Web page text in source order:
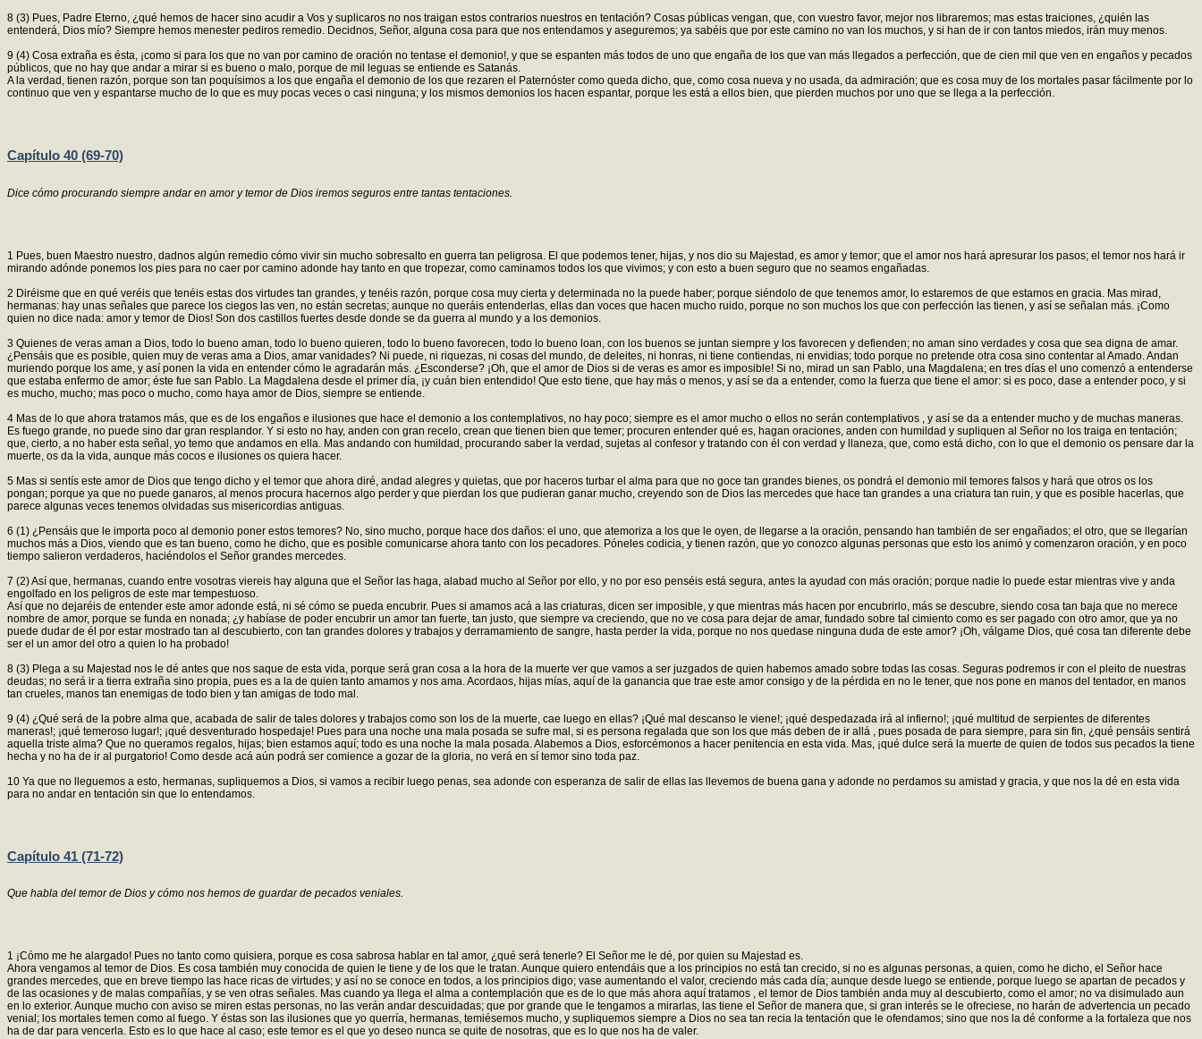
8 (3) Pues, Padre Eterno, ¿qué hemos de hacer sino acudir a Vos y suplicaros no nos traigan estos contrarios nuestros en tentación? Cosas públicas vengan, que, con vuestro favor, mejor nos libraremos; mas estas traiciones, ¿quién las
entenderá, Dios mío? Siempre hemos menester pediros remedio. Decidnos, Señor, alguna cosa para que nos entendamos y aseguremos; ya sabéis que por este camino no van los muchos, y si han de ir con tantos miedos, irán muy menos.
9 (4) Cosa extraña es ésta, ¡como si para los que no van por camino de oración no tentase el demonio!, y que se espanten más todos de uno que engaña de los que van más llegados a perfección, que de cien mil que ven en engaños y pecados
públicos, que no hay que andar a mirar si es bueno o malo, porque de mil leguas se entiende es Satanás.
A la verdad, tienen razón, porque son tan poquísimos a los que engaña el demonio de los que rezaren el Paternóster como queda dicho, que, como cosa nueva y no usada, da admiración; que es cosa muy de los mortales pasar fácilmente por lo
continuo que ven y espantarse mucho de lo que es muy pocas veces o casi ninguna; y los mismos demonios los hacen espantar, porque les está a ellos bien, que pierden muchos por uno que se llega a la perfección.
Capítulo 40 (69-70)
Dice cómo procurando siempre andar en amor y temor de Dios iremos seguros entre tantas tentaciones.
1 Pues, buen Maestro nuestro, dadnos algún remedio cómo vivir sin mucho sobresalto en guerra tan peligrosa. El que podemos tener, hijas, y nos dio su Majestad, es amor y temor; que el amor nos hará apresurar los pasos; el temor nos hará ir
mirando adónde ponemos los pies para no caer por camino adonde hay tanto en que tropezar, como caminamos todos los que vivimos; y con esto a buen seguro que no seamos engañadas.
2 Diréisme que en qué veréis que tenéis estas dos virtudes tan grandes, y tenéis razón, porque cosa muy cierta y determinada no la puede haber; porque siéndolo de que tenemos amor, lo estaremos de que estamos en gracia. Mas mirad,
hermanas: hay unas señales que parece los ciegos las ven, no están secretas; aunque no queráis entenderlas, ellas dan voces que hacen mucho ruido, porque no son muchos los que con perfección las tienen, y así se señalan más. ¡Como
quien no dice nada: amor y temor de Dios! Son dos castillos fuertes desde donde se da guerra al mundo y a los demonios.
3 Quienes de veras aman a Dios, todo lo bueno aman, todo lo bueno quieren, todo lo bueno favorecen, todo lo bueno loan, con los buenos se juntan siempre y los favorecen y defienden; no aman sino verdades y cosa que sea digna de amar.
¿Pensáis que es posible, quien muy de veras ama a Dios, amar vanidades? Ni puede, ni riquezas, ni cosas del mundo, de deleites, ni honras, ni tiene contiendas, ni envidias; todo porque no pretende otra cosa sino contentar al Amado. Andan
muriendo porque los ame, y así ponen la vida en entender cómo le agradarán más. ¿Esconderse? ¡Oh, que el amor de Dios si de veras es amor es imposible! Si no, mirad un san Pablo, una Magdalena; en tres días el uno comenzó a entenderse
que estaba enfermo de amor; éste fue san Pablo. La Magdalena desde el primer día, ¡y cuán bien entendido! Que esto tiene, que hay más o menos, y así se da a entender, como la fuerza que tiene el amor: si es poco, dase a entender poco, y si
es mucho, mucho; mas poco o mucho, como haya amor de Dios, siempre se entiende.
4 Mas de lo que ahora tratamos más, que es de los engaños e ilusiones que hace el demonio a los contemplativos, no hay poco; siempre es el amor mucho o ellos no serán contemplativos , y así se da a entender mucho y de muchas maneras.
Es fuego grande, no puede sino dar gran resplandor. Y si esto no hay, anden con gran recelo, crean que tienen bien que temer; procuren entender qué es, hagan oraciones, anden con humildad y supliquen al Señor no los traiga en tentación;
que, cierto, a no haber esta señal, yo temo que andamos en ella. Mas andando con humildad, procurando saber la verdad, sujetas al confesor y tratando con él con verdad y llaneza, que, como está dicho, con lo que el demonio os pensare dar la
muerte, os da la vida, aunque más cocos e ilusiones os quiera hacer.
5 Mas si sentís este amor de Dios que tengo dicho y el temor que ahora diré, andad alegres y quietas, que por haceros turbar el alma para que no goce tan grandes bienes, os pondrá el demonio mil temores falsos y hará que otros os los
pongan; porque ya que no puede ganaros, al menos procura hacernos algo perder y que pierdan los que pudieran ganar mucho, creyendo son de Dios las mercedes que hace tan grandes a una criatura tan ruin, y que es posible hacerlas, que
parece algunas veces tenemos olvidadas sus misericordias antiguas.
6 (1) ¿Pensáis que le importa poco al demonio poner estos temores? No, sino mucho, porque hace dos daños: el uno, que atemoriza a los que le oyen, de llegarse a la oración, pensando han también de ser engañados; el otro, que se llegarían
muchos más a Dios, viendo que es tan bueno, como he dicho, que es posible comunicarse ahora tanto con los pecadores. Póneles codicia, y tienen razón, que yo conozco algunas personas que esto los animó y comenzaron oración, y en poco
tiempo salieron verdaderos, haciéndolos el Señor grandes mercedes.
7 (2) Así que, hermanas, cuando entre vosotras viereis hay alguna que el Señor las haga, alabad mucho al Señor por ello, y no por eso penséis está segura, antes la ayudad con más oración; porque nadie lo puede estar mientras vive y anda
engolfado en los peligros de este mar tempestuoso.
Así que no dejaréis de entender este amor adonde está, ni sé cómo se pueda encubrir. Pues si amamos acá a las criaturas, dicen ser imposible, y que mientras más hacen por encubrirlo, más se descubre, siendo cosa tan baja que no merece
nombre de amor, porque se funda en nonada; ¿y habíase de poder encubrir un amor tan fuerte, tan justo, que siempre va creciendo, que no ve cosa para dejar de amar, fundado sobre tal cimiento como es ser pagado con otro amor, que ya no
puede dudar de él por estar mostrado tan al descubierto, con tan grandes dolores y trabajos y derramamiento de sangre, hasta perder la vida, porque no nos quedase ninguna duda de este amor? ¡Oh, válgame Dios, qué cosa tan diferente debe
ser el un amor del otro a quien lo ha probado!
8 (3) Plega a su Majestad nos le dé antes que nos saque de esta vida, porque será gran cosa a la hora de la muerte ver que vamos a ser juzgados de quien habemos amado sobre todas las cosas. Seguras podremos ir con el pleito de nuestras
deudas; no será ir a tierra extraña sino propia, pues es a la de quien tanto amamos y nos ama. Acordaos, hijas mías, aquí de la ganancia que trae este amor consigo y de la pérdida en no le tener, que nos pone en manos del tentador, en manos
tan crueles, manos tan enemigas de todo bien y tan amigas de todo mal.
9 (4) ¿Qué será de la pobre alma que, acabada de salir de tales dolores y trabajos como son los de la muerte, cae luego en ellas? ¡Qué mal descanso le viene!; ¡qué despedazada irá al infierno!; ¡qué multitud de serpientes de diferentes
maneras!; ¡qué temeroso lugar!; ¡qué desventurado hospedaje! Pues para una noche una mala posada se sufre mal, si es persona regalada que son los que más deben de ir allá , pues posada de para siempre, para sin fin, ¿qué pensáis sentirá
aquella triste alma? Que no queramos regalos, hijas; bien estamos aquí; todo es una noche la mala posada. Alabemos a Dios, esforcémonos a hacer penitencia en esta vida. Mas, ¡qué dulce será la muerte de quien de todos sus pecados la tiene
hecha y no ha de ir al purgatorio! Como desde acá aún podrá ser comience a gozar de la gloria, no verá en sí temor sino toda paz.
10 Ya que no lleguemos a esto, hermanas, supliquemos a Dios, si vamos a recibir luego penas, sea adonde con esperanza de salir de ellas las llevemos de buena gana y adonde no perdamos su amistad y gracia, y que nos la dé en esta vida
para no andar en tentación sin que lo entendamos.
Capítulo 41 (71-72)
Que habla del temor de Dios y cómo nos hemos de guardar de pecados veniales.
1 ¡Cómo me he alargado! Pues no tanto como quisiera, porque es cosa sabrosa hablar en tal amor, ¿qué será tenerle? El Señor me le dé, por quien su Majestad es.
Ahora vengamos al temor de Dios. Es cosa también muy conocida de quien le tiene y de los que le tratan. Aunque quiero entendáis que a los principios no está tan crecido, si no es algunas personas, a quien, como he dicho, el Señor hace
grandes mercedes, que en breve tiempo las hace ricas de virtudes; y así no se conoce en todos, a los principios digo; vase aumentando el valor, creciendo más cada día; aunque desde luego se entiende, porque luego se apartan de pecados y
de las ocasiones y de malas compañías, y se ven otras señales. Mas cuando ya llega el alma a contemplación que es de lo que más ahora aquí tratamos , el temor de Dios también anda muy al descubierto, como el amor; no va disimulado aun
en lo exterior. Aunque mucho con aviso se miren estas personas, no las verán andar descuidadas; que por grande que le tengamos a mirarlas, las tiene el Señor de manera que, si gran interés se le ofreciese, no harán de advertencia un pecado
venial; los mortales temen como al fuego. Y éstas son las ilusiones que yo querría, hermanas, temiésemos mucho, y supliquemos siempre a Dios no sea tan recia la tentación que le ofendamos; sino que nos la dé conforme a la fortaleza que nos
ha de dar para vencerla. Esto es lo que hace al caso; este temor es el que yo deseo nunca se quite de nosotras, que es lo que nos ha de valer.